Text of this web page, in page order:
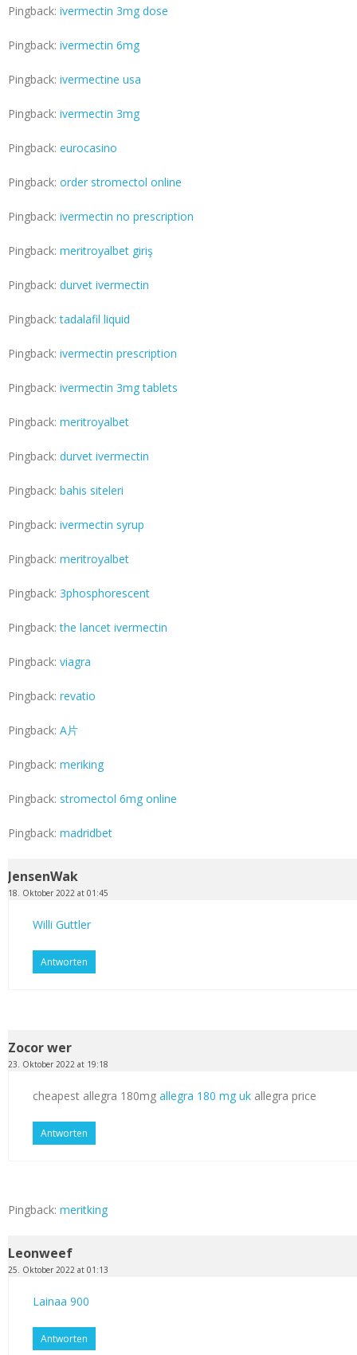
Pingback: ivermectin 3mg dose
Pingback: ivermectin 6mg
Pingback: ivermectine usa
Pingback: ivermectin 3mg
Pingback: eurocasino
Pingback: order stromectol online
Pingback: ivermectin no prescription
Pingback: meritroyalbet giriş
Pingback: durvet ivermectin
Pingback:tadalafil liquid
Pingback: ivermectin prescription
Pingback: ivermectin 3mg tablets
Pingback: meritroyalbet
Pingback: durvet ivermectin
Pingback: bahis siteleri
Pingback: ivermectin syrup
Pingback: meritroyalbet
Pingback: 3phosphorescent
Pingback:the lancet ivermectin
Pingback: viagra
Pingback: revatio
Pingback: A片
Pingback: meriking
Pingback: stromectol 6mg online
Pingback: madridbet
JensenWak
18. Oktober 2022 at 01:45
Willi Guttler
Antworten
Zocor wer
23. Oktober 2022 at 19:18
cheapest allegra 180mg allegra 180 mg uk allegra price
Antworten
Pingback: meritking
Leonweef
25. Oktober 2022 at 01:13
Lainaa 900
Antworten